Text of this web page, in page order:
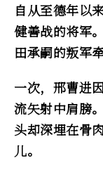
自从至德年以
健善战的将军
田承嗣的叛军
一次，邢曹进
流矢射中肩膀
头却深埋在骨
儿。